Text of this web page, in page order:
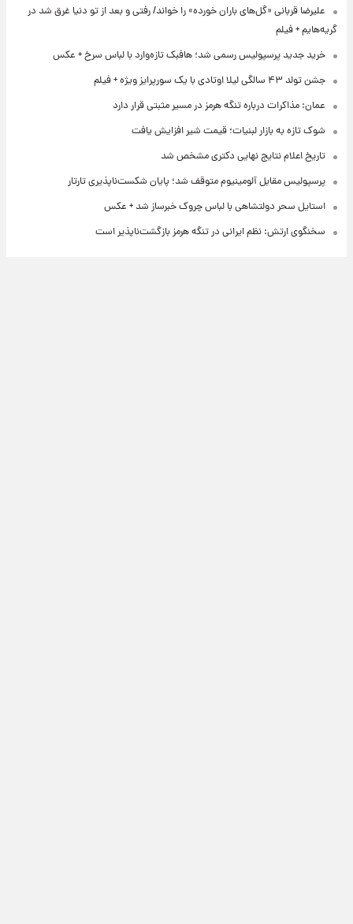
علیرضا قربانی «گل‌های باران خورده» را خواند/ رفتی و بعد از تو دنیا غرق شد در
گریه‌هایم + فیلم
خرید جدید پرسپولیس رسمی شد؛ هافبک تازه‌وارد با لباس سرخ + عکس
جشن تولد ۴۳ سالگی لیلا اوتادی با یک سورپرایز ویژه + فیلم
عمان: مذاکرات درباره تنگه هرمز در مسیر مثبتی قرار دارد
شوک تازه به بازار لبنیات؛ قیمت شیر افزایش یافت
تاریخ اعلام نتایج نهایی دکتری مشخص شد
پرسپولیس مقابل آلومینیوم متوقف شد؛ پایان شکست‌ناپذیری تارتار
استایل سحر دولتشاهی با لباس چروک خبرساز شد + عکس
سخنگوی ارتش: نظم ایرانی در تنگه هرمز بازگشت‌ناپذیر است